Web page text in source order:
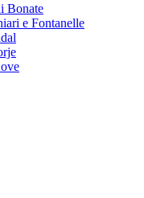
Bonate
e Fontanelle